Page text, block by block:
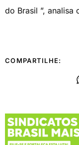
do Brasil ”, analisa
COMPARTILHE: